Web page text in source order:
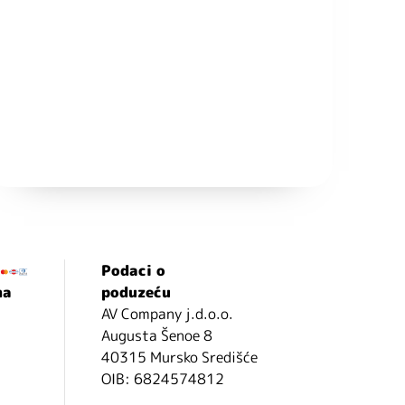
Podaci o
poduzeću
AV Company j.d.o.o.
Augusta Šenoe 8
40315 Mursko Središće
OIB: 6824574812